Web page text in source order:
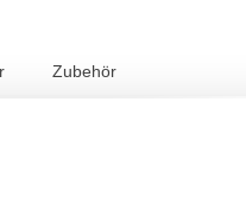
Zubehör